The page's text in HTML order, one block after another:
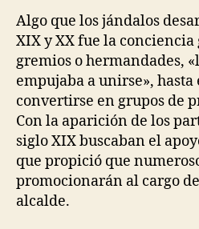
Algo que los jándalos
XIX y XX fue la
gremios o hermandades,
empujaba a unirse», hasta
convertirse en grupos de
Con la aparición de los
siglo XIX buscaban el
que propició que
promocionarán al cargo
alcalde.